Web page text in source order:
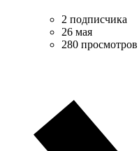
2 подписчика
26 мая
280 просмотров